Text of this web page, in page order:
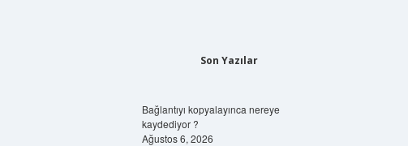
Son Yazılar
Bağlantıyı kopyalayınca nereye
kaydediyor ?
Ağustos 6, 2026